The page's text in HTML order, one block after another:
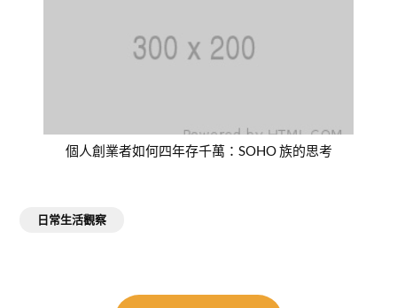
個人創業者如何四年存千萬：SOHO 族的思考
日常生活觀察